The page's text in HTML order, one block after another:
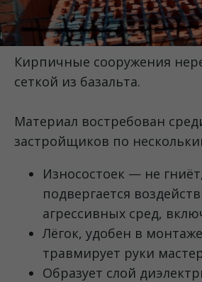
Кирпичные сооружения
сеткой из базальта.
Материал востребован
застройщиков по
Износостоек — не
подвергается
агрессивных сред,
Лёгок, удобен в
травмирует руки
Образует слой